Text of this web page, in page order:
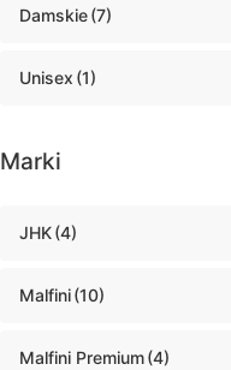
Damskie(7)
Unisex (1)
Marki
JHK(4)
Malfini(10)
Malfini Premium(4)